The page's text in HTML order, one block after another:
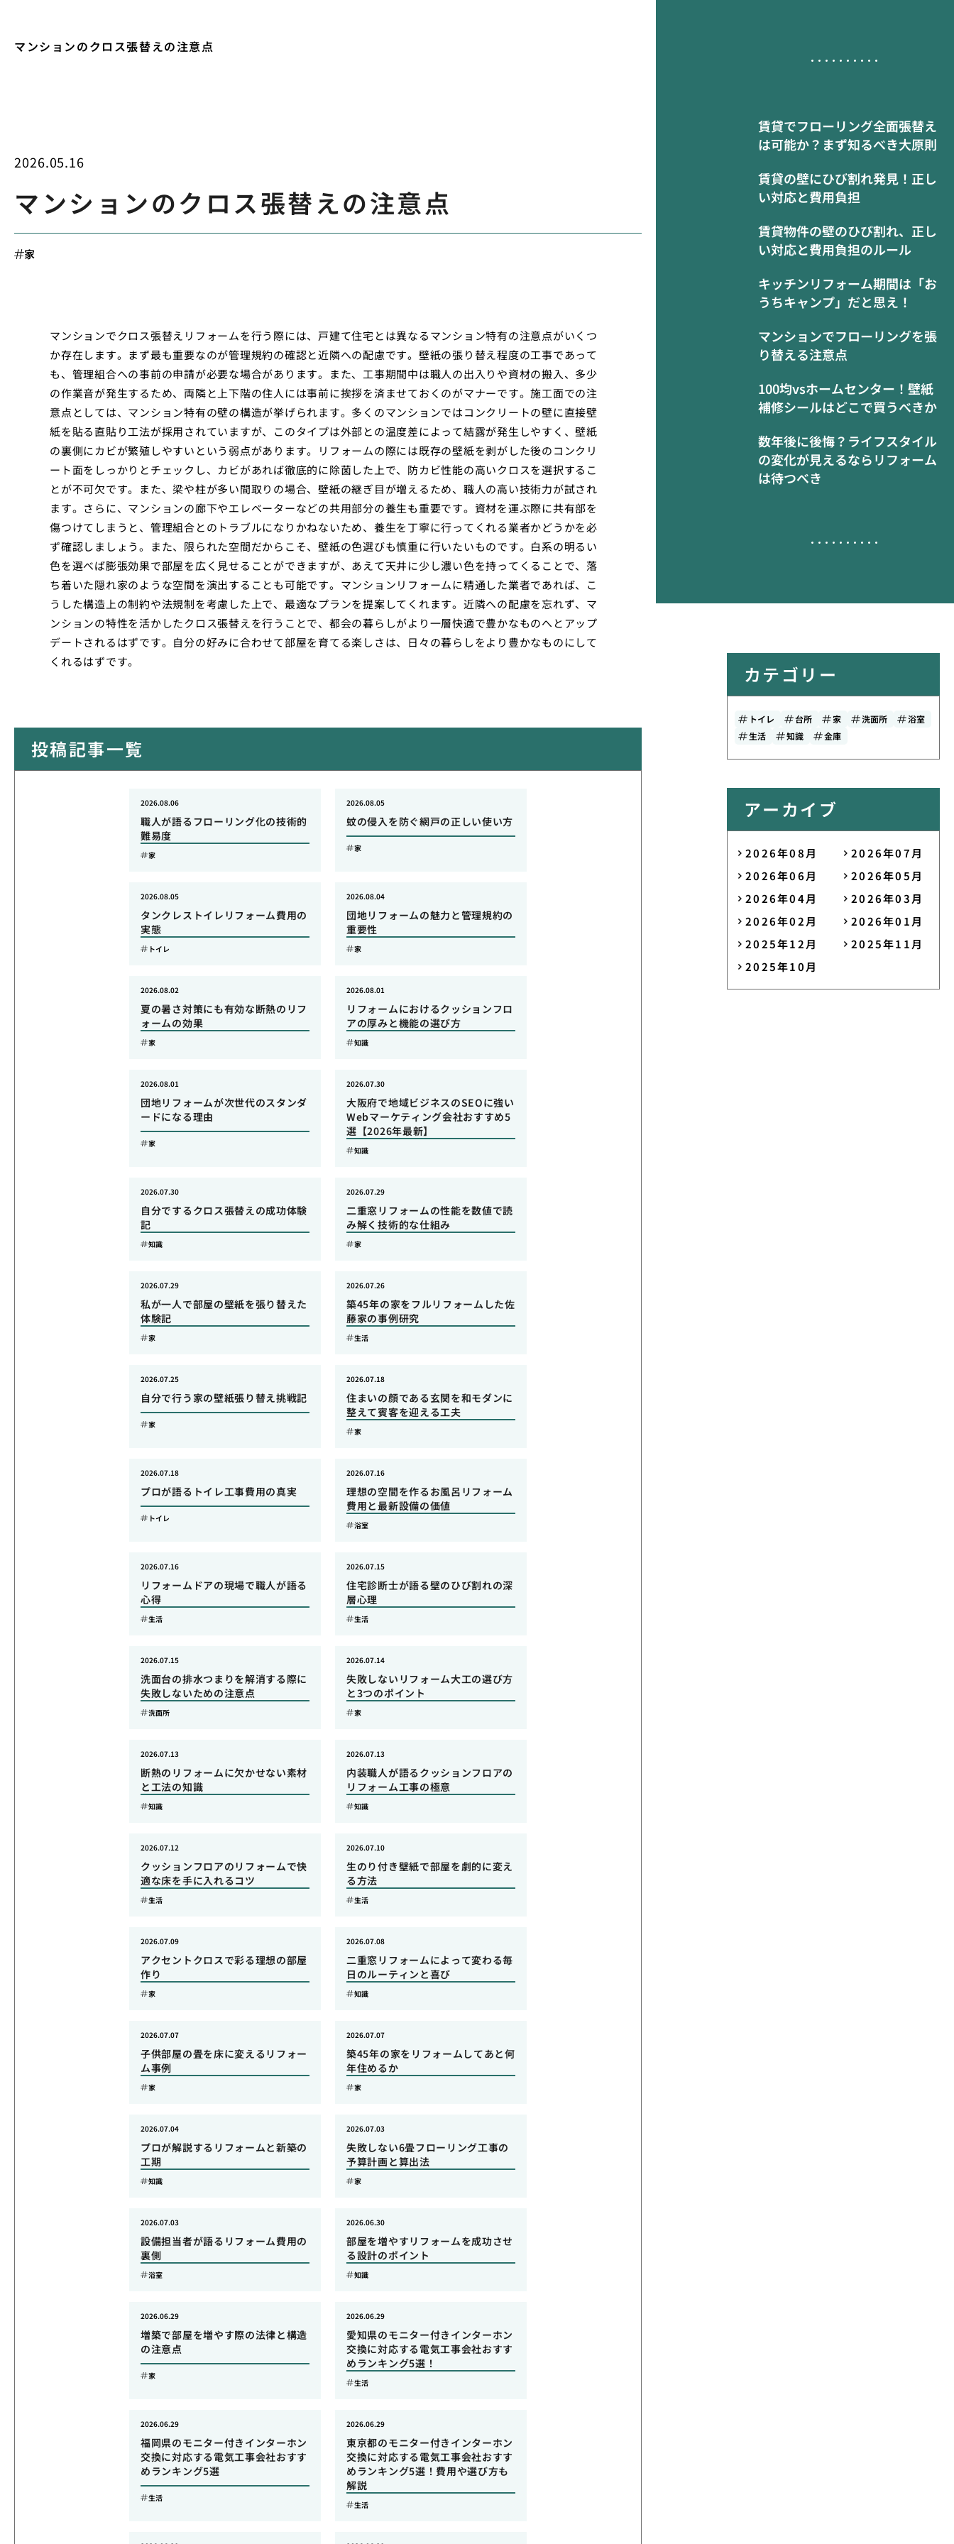
マンションのクロス張替えの注意点
賃貸でフローリング全面張替え
は可能か？まず知るべき大原則
賃貸の壁にひび割れ発見！正し
い対応と費用負担
賃貸物件の壁のひび割れ、正し
い対応と費用負担のルール
キッチンリフォーム期間は「お
うちキャンプ」だと思え！
マンションでフローリングを張
り替える注意点
100均vsホームセンター！壁紙
補修シールはどこで買うべきか
数年後に後悔？ライフスタイル
の変化が見えるならリフォーム
は待つべき
2026.05.16
マンションのクロス張替えの注意点
家
マンションでクロス張替えリフォームを行う際には、戸建て住宅とは異なるマンション特有の注意点がいくつ
か存在します。まず最も重要なのが管理規約の確認と近隣への配慮です。壁紙の張り替え程度の工事であって
も、管理組合への事前の申請が必要な場合があります。また、工事期間中は職人の出入りや資材の搬入、多少
の作業音が発生するため、両隣と上下階の住人には事前に挨拶を済ませておくのがマナーです。施工面での注
意点としては、マンション特有の壁の構造が挙げられます。多くのマンションではコンクリートの壁に直接壁
紙を貼る直貼り工法が採用されていますが、このタイプは外部との温度差によって結露が発生しやすく、壁紙
の裏側にカビが繁殖しやすいという弱点があります。リフォームの際には既存の壁紙を剥がした後のコンクリ
ート面をしっかりとチェックし、カビがあれば徹底的に除菌した上で、防カビ性能の高いクロスを選択するこ
とが不可欠です。また、梁や柱が多い間取りの場合、壁紙の継ぎ目が増えるため、職人の高い技術力が試され
ます。さらに、マンションの廊下やエレベーターなどの共用部分の養生も重要です。資材を運ぶ際に共有部を
傷つけてしまうと、管理組合とのトラブルになりかねないため、養生を丁寧に行ってくれる業者かどうかを必
ず確認しましょう。また、限られた空間だからこそ、壁紙の色選びも慎重に行いたいものです。白系の明るい
色を選べば膨張効果で部屋を広く見せることができますが、あえて天井に少し濃い色を持ってくることで、落
ち着いた隠れ家のような空間を演出することも可能です。マンションリフォームに精通した業者であれば、こ
うした構造上の制約や法規制を考慮した上で、最適なプランを提案してくれます。近隣への配慮を忘れず、マ
ンションの特性を活かしたクロス張替えを行うことで、都会の暮らしがより一層快適で豊かなものへとアップ
デートされるはずです。自分の好みに合わせて部屋を育てる楽しさは、日々の暮らしをより豊かなものにして
くれるはずです。
投稿記事一覧
職人が語るフローリング化の技術的
難易度
2026.08.06
家
蚊の侵入を防ぐ網戸の正しい使い方
2026.08.05
家
タンクレストイレリフォーム費用の
実態
2026.08.05
トイレ
団地リフォームの魅力と管理規約の
重要性
2026.08.04
家
夏の暑さ対策にも有効な断熱のリフ
ォームの効果
2026.08.02
家
リフォームにおけるクッションフロ
アの厚みと機能の選び方
2026.08.01
知識
団地リフォームが次世代のスタンダ
ードになる理由
2026.08.01
家
大阪府で地域ビジネスのSEOに強い
Webマーケティング会社おすすめ5
選【2026年最新】
2026.07.30
知識
自分でするクロス張替えの成功体験
記
2026.07.30
知識
二重窓リフォームの性能を数値で読
み解く技術的な仕組み
2026.07.29
家
私が一人で部屋の壁紙を張り替えた
体験記
2026.07.29
家
築45年の家をフルリフォームした佐
藤家の事例研究
2026.07.26
生活
自分で行う家の壁紙張り替え挑戦記
2026.07.25
家
住まいの顔である玄関を和モダンに
整えて賓客を迎える工夫
2026.07.18
家
プロが語るトイレ工事費用の真実
2026.07.18
トイレ
理想の空間を作るお風呂リフォーム
費用と最新設備の価値
2026.07.16
浴室
リフォームドアの現場で職人が語る
心得
2026.07.16
生活
住宅診断士が語る壁のひび割れの深
層心理
2026.07.15
生活
洗面台の排水つまりを解消する際に
失敗しないための注意点
2026.07.15
洗面所
失敗しないリフォーム大工の選び方
と3つのポイント
2026.07.14
家
断熱のリフォームに欠かせない素材
と工法の知識
2026.07.13
知識
内装職人が語るクッションフロアの
リフォーム工事の極意
2026.07.13
知識
クッションフロアのリフォームで快
適な床を手に入れるコツ
2026.07.12
生活
生のり付き壁紙で部屋を劇的に変え
る方法
2026.07.10
生活
アクセントクロスで彩る理想の部屋
作り
2026.07.09
家
二重窓リフォームによって変わる毎
日のルーティンと喜び
2026.07.08
知識
子供部屋の畳を床に変えるリフォー
ム事例
2026.07.07
家
築45年の家をリフォームしてあと何
年住めるか
2026.07.07
家
プロが解説するリフォームと新築の
工期
2026.07.04
知識
失敗しない6畳フローリング工事の
予算計画と算出法
2026.07.03
家
設備担当者が語るリフォーム費用の
裏側
2026.07.03
浴室
部屋を増やすリフォームを成功させ
る設計のポイント
2026.06.30
知識
増築で部屋を増やす際の法律と構造
の注意点
2026.06.29
家
愛知県のモニター付きインターホン
交換に対応する電気工事会社おすす
めランキング5選！
2026.06.29
生活
福岡県のモニター付きインターホン
交換に対応する電気工事会社おすす
めランキング5選
2026.06.29
生活
東京都のモニター付きインターホン
交換に対応する電気工事会社おすす
めランキング5選！費用や選び方も
解説
2026.06.29
生活
カテゴリー
トイレ 台所 家 洗面所
浴室
生活
知識 金庫
アーカイブ
2026年08月
2026年07月
2026年06月
2026年05月
2026年04月
2026年03月
2026年02月
2026年01月
2025年12月
2025年11月
2025年10月